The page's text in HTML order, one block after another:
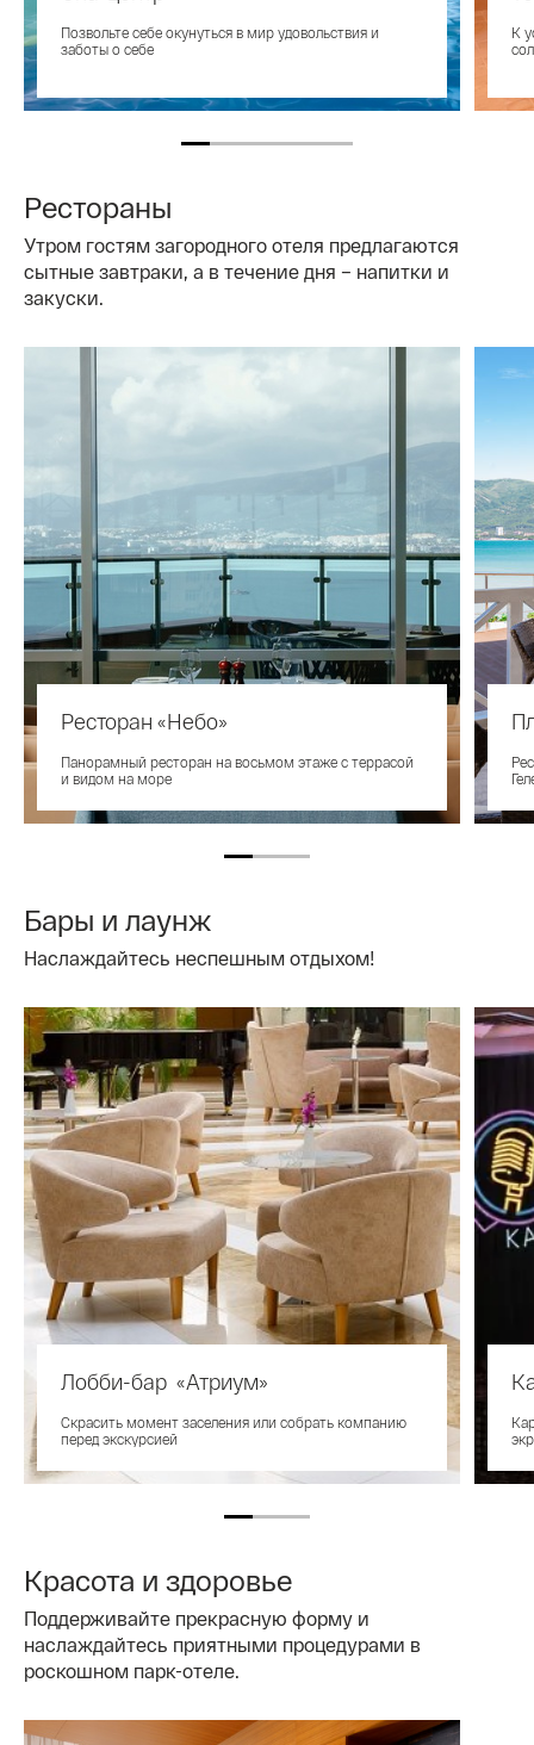
Позвольте себе окунуться в мир удовольствия и
заботы о себе
К
Рестораны
Утром гостям загородного отеля предлагаются
сытные завтраки, а в течение дня – напитки и
закуски.
Ресторан «Небо»
Панорамный ресторан на восьмом этаже с террасой
и видом на море
Бары и лаунж
Наслаждайтесь неспешным отдыхом!
Лобби-бар «Атриум»
Скрасить момент заселения или собрать компанию
перед экскурсией
Красота и здоровье
Поддерживайте прекрасную форму и
наслаждайтесь приятными процедурами в
роскошном парк-отеле.